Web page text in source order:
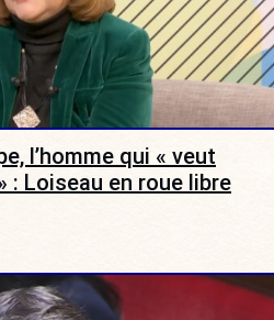
l’homme qui « veut
: Loiseau en roue libre